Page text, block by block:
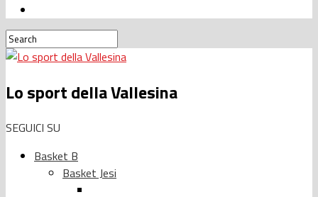
Lo sport della Vallesina
SEGUICI SU
Basket B
Basket Jesi